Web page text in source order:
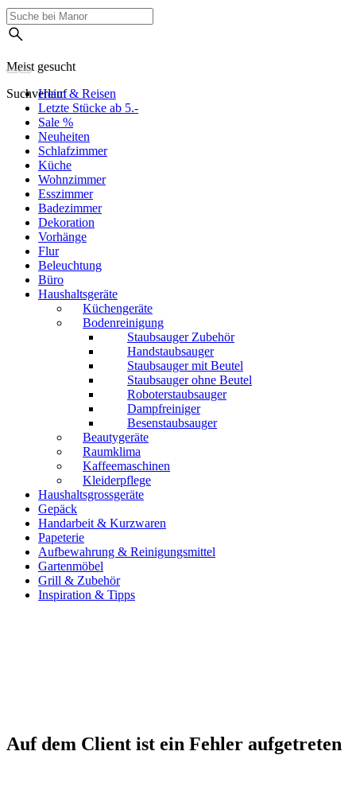
Meist gesucht
SuchverlaufHeim & Reisen
Letzte Stücke ab 5.-
Sale %
Neuheiten
Schlafzimmer
Küche
Wohnzimmer
Esszimmer
Badezimmer
Dekoration
Vorhänge
Flur
Beleuchtung
Büro
Haushaltsgeräte
Küchengeräte
Bodenreinigung
Staubsauger Zubehör
Handstaubsauger
Staubsauger mit Beutel
Staubsauger ohne Beutel
Roboterstaubsauger
Dampfreiniger
Besenstaubsauger
Beautygeräte
Raumklima
Kaffeemaschinen
Kleiderpflege
Haushaltsgrossgeräte
Gepäck
Handarbeit & Kurzwaren
Papeterie
Aufbewahrung & Reinigungsmittel
Gartenmöbel
Grill & Zubehör
Inspiration & Tipps
Auf dem Client ist ein Fehler aufgetreten